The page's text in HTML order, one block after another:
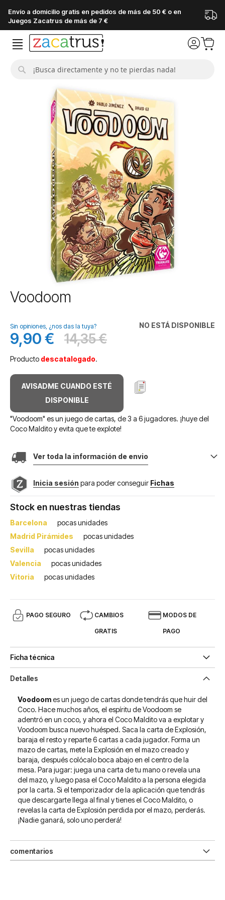
Envío a domicilio gratis en pedidos de más de 50 € o en
Juegos Zacatrus de más de 7 €
Saltar
al
de
la
galería
imágenes
Voodoom
NO ESTÁ DISPONIBLE
Sin opiniones, ¿nos das la tuya?
Precio
especial
9,90 € Antes
14,35 €
Producto descatalogado.
AVISADME CUANDO ESTÉ
DISPONIBLE
"Voodoom" es un juego de cartas, de 3 a 6 jugadores. ¡huye del
Coco Maldito y evita que te explote!
Ver toda la información de envio
Inicia sesión para poder conseguir Fichas
Stock en nuestras tiendas
Barcelona
pocas unidades
Madrid Pirámides
pocas unidades
Sevilla
pocas unidades
Valencia
pocas unidades
Vitoria
pocas unidades
PAGO SEGURO CAMBIOS
GRATIS
MODOS DE
PAGO
Ficha técnica
Detalles
Voodoomes un juego de cartas donde tendrás que huir del
Coco. Hace muchos años, el espíritu de Voodoom se
adentró en un coco, y ahora el Coco Maldito va a explotar y
Voodoom busca nuevo huésped. Saca la carta de Explosión,
baraja el resto y reparte 6 cartas a cada jugador. Forma un
mazo de cartas, mete la Explosión en el mazo creado y
baraja, después colócalo boca abajo en el centro de la
mesa. Para jugar: juega una carta de tu mano o revela una
del mazo, y luego pasa el Coco Maldito a la persona elegida
por la carta. Si el temporizador de la aplicación que tendrás
que descargarte llega al final y tienes el Coco Maldito, o
revelas la carta de Explosión perdida por el mazo, perderás.
¡Nadie ganará, solo uno perderá!
comentarios